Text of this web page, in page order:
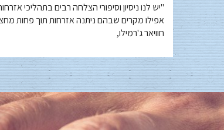
"יש לנו ניסיון וסיפורי הצלחה רבים בתהליכי
אפילו מקרים שבהם ניתנה אזרחות תוך פחות
חוויאר ג'רמילו,